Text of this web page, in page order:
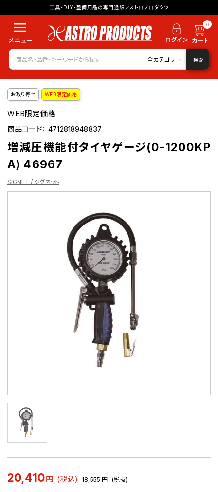
工具・DIY・整備用品の専門通販アストロプロダクツ
0
全カテゴリ 検索
お取り寄せ WEB限定価格
WEB限定価格
商品コード：4712818948837
増減圧機能付タイヤゲージ(0-1200KP
A) 46967
SIGNET / シグネット
20,410 円 (税込) 18,555 円 (税抜)